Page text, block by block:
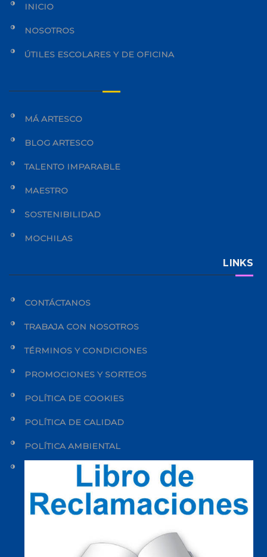
INICIO
NOSOTROS
ÚTILES ESCOLARES Y DE OFICINA
MÁ ARTESCO
BLOG ARTESCO
TALENTO IMPARABLE
MAESTRO
SOSTENIBILIDAD
MOCHILAS
LINKS
CONTÁCTANOS
TRABAJA CON NOSOTROS
TÉRMINOS Y CONDICIONES
PROMOCIONES Y SORTEOS
POLÍTICA DE COOKIES
POLÍTICA DE CALIDAD
POLÍTICA AMBIENTAL